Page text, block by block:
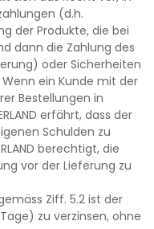
(d.h.
der Produkte, die bei
dann die Zahlung des
oder Sicherheiten
ein Kunde mit der
Bestellungen in
erfährt, dass der
Schulden zu
berechtigt, die
vor der Lieferung zu
Ziff. 5.2 ist der
zu verzinsen, ohne